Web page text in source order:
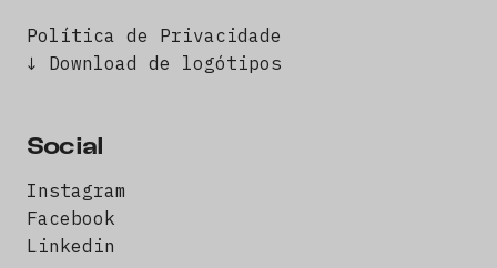
Política de Privacidade
↓ Download de logótipos
Social
Instagram
Facebook
Linkedin